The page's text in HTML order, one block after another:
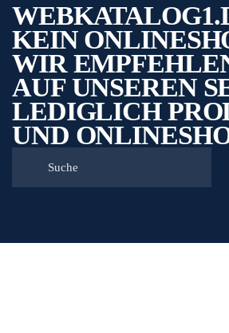
KEIN
WIR
AUF UNSEREN
LEDIGLICH
UND